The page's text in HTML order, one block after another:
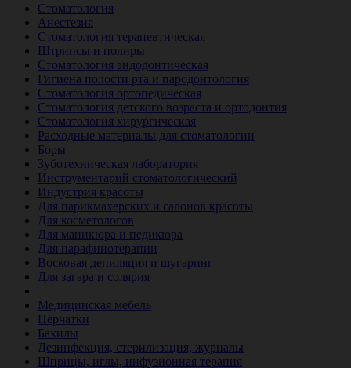
Стоматология
Анестезия
Стоматология терапевтическая
Штрипсы и полиры
Стоматология эндодонтическая
Гигиена полости рта и пародонтология
Стоматология ортопедическая
Стоматология детского возраста и ортодонтия
Стоматология хирургическая
Расходные материалы для стоматологии
Боры
Зуботехническая лаборатория
Инструментарий стоматологический
Индустрия красоты
Для парикмахерских и салонов красоты
Для косметологов
Для маникюра и педикюра
Для парафинотерапии
Восковая депиляция и шугаринг
Для загара и солярия
Медицинская мебель
Перчатки
Бахилы
Дезинфекция, стерилизация, журналы
Шприцы, иглы, инфузионная терапия